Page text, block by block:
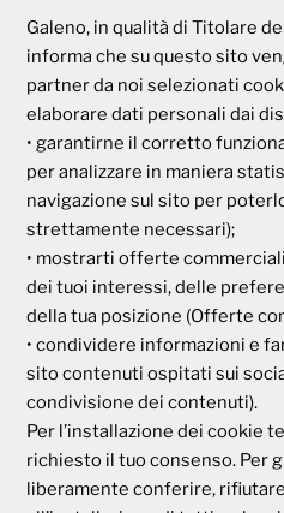
Galeno
Società Mutua Cooperativa
Via Parigi, 11
00185 Roma
P.I e C.F. 04273791006
Tel. 800 99 93 83
Fax 06 44 24 87 05
e-mail:
Galeno, in qualità di Titolare
informa che su questo sito
partner da noi selezionati
elaborare dati personali dai
• garantirne il corretto
per analizzare in maniera
navigazione sul sito per
strettamente necessari);
• mostrarti offerte
dei tuoi interessi, delle
della tua posizione (Offerte
• condividere informazioni e
sito contenuti ospitati sui
condivisione dei contenuti).
Per l’installazione dei cookie
richiesto il tuo consenso. Per
liberamente conferire,